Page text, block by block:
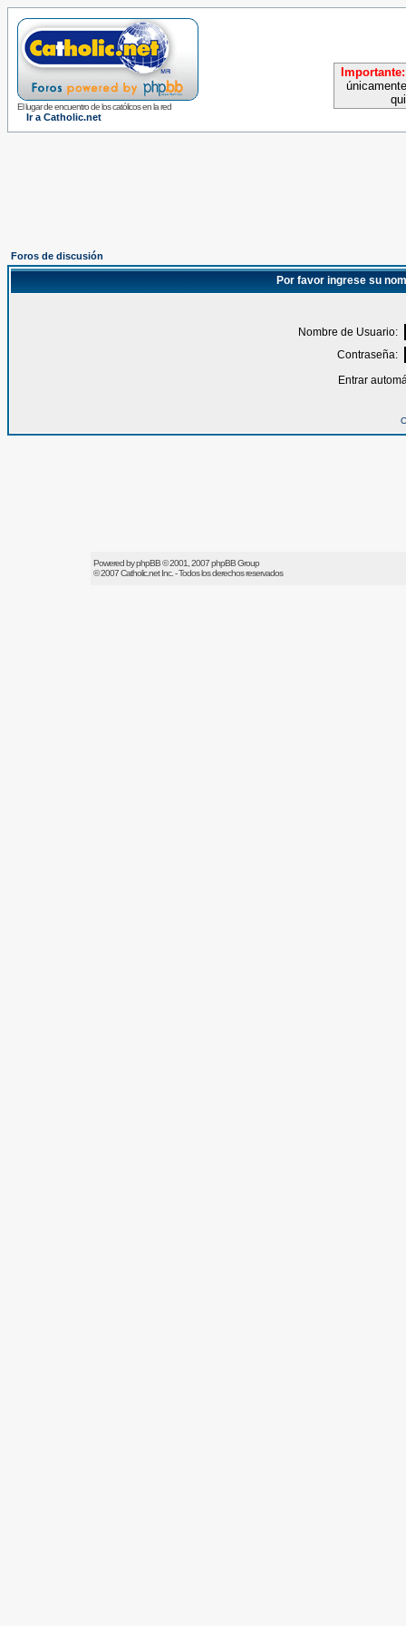
El lugar de encuentro de los católicos en la red
Ir a Catholic.net
Importante:
Foros de discusión
Por favor ingrese su
Nombre de Usuario:
Contraseña:
Entrar
Powered byphpBB© 2001, 2007 phpBB Group
© 2007Catholic.netInc. - Todos los derechos reservados